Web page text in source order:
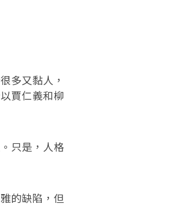
多又黏人，
賈仁義和柳
只是，人格
的缺陷，但